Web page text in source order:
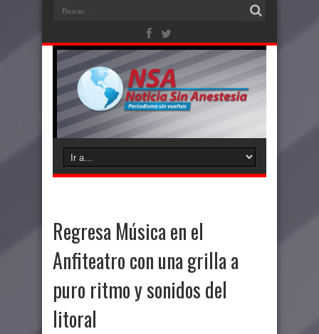
Regresa Música en el
Anfiteatro con una grilla a
puro ritmo y sonidos del
litoral